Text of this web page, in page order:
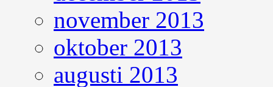
november 2013
oktober 2013
augusti 2013